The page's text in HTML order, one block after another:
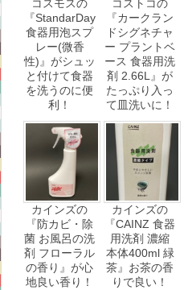
コスモスの
『StandarDay
食器用泡スプ
レー(微香
性)』がシュッ
と付けて食器
を洗うのに便
利！
コストコの
『カークラン
ドシグネチャ
ー プラントベ
ース 食器用洗
剤 2.66L』が
たっぷり入っ
て皿洗いに！
カインズの
『防カビ・除
菌 お風呂の洗
剤 フローラル
の香り』が心
地良い香り！
カインズの
『CAINZ 食器
用洗剤 濃縮
本体400ml 緑
茶』お茶の香
りで良い！